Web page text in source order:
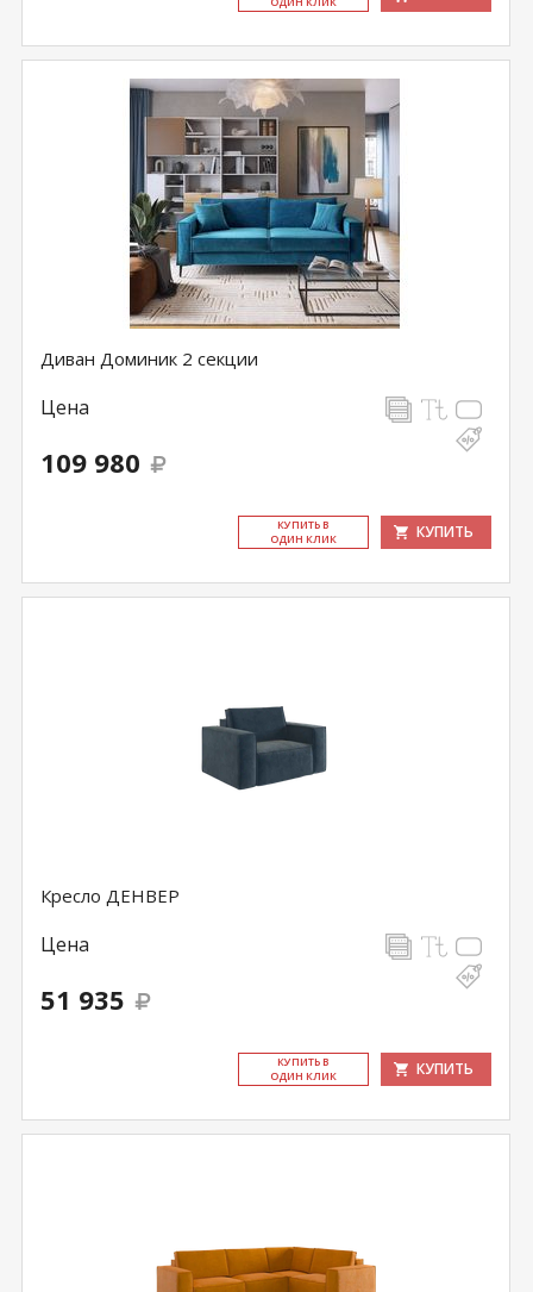
Диван Доминик 2 секции
Цена
109 980
КУ­ПИТЬ В
ОДИН КЛИК
КУПИТЬ
Кресло ДЕНВЕР
Цена
51 935
КУ­ПИТЬ В
ОДИН КЛИК
КУПИТЬ